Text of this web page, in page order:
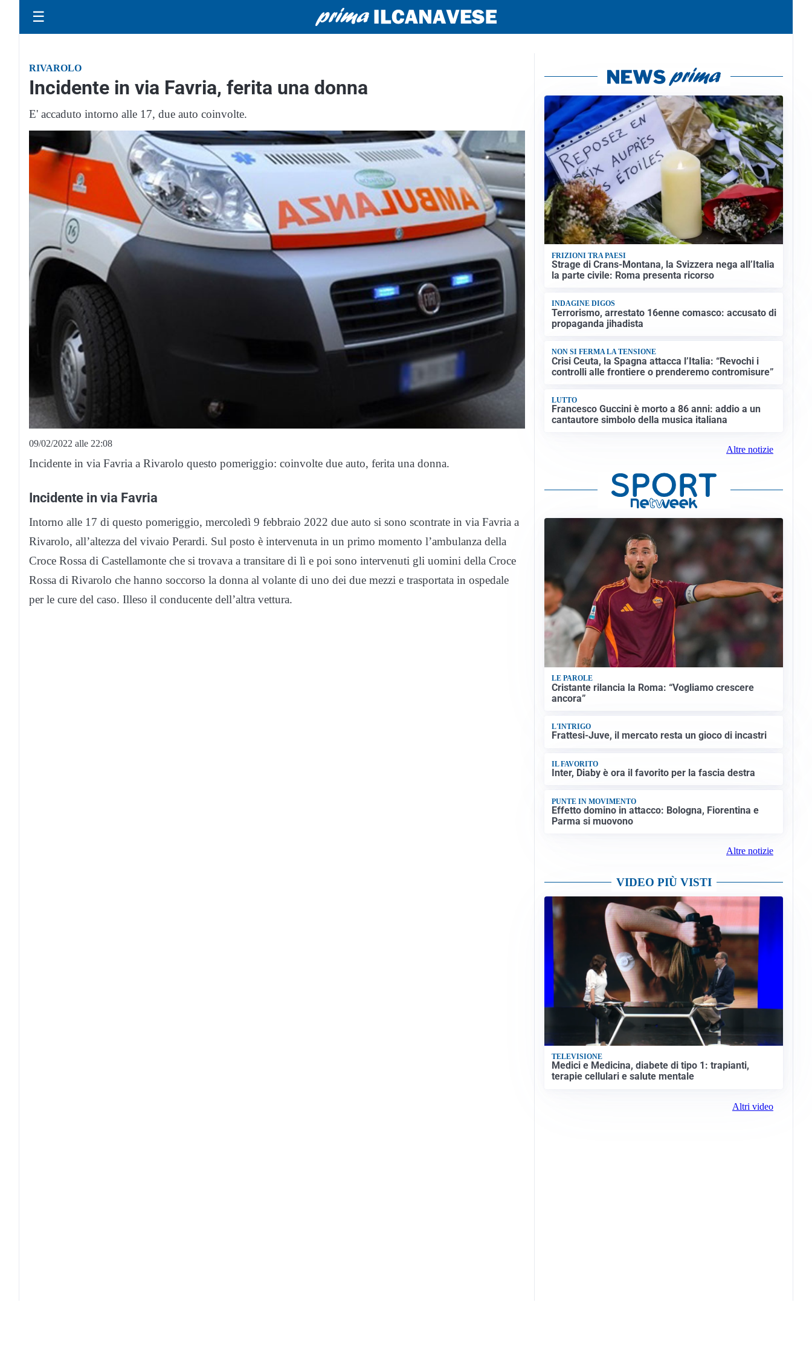
☰
RIVAROLO
Incidente in via Favria, ferita una donna
E' accaduto intorno alle 17, due auto coinvolte.
09/02/2022 alle 22:08
Incidente in via Favria a Rivarolo questo pomeriggio: coinvolte due auto, ferita una donna.
Incidente in via Favria
Intorno alle 17 di questo pomeriggio, mercoledì 9 febbraio 2022 due auto si sono scontrate in via Favria a
Rivarolo, all’altezza del vivaio Perardi. Sul posto è intervenuta in un primo momento l’ambulanza della
Croce Rossa di Castellamonte che si trovava a transitare di lì e poi sono intervenuti gli uomini della Croce
Rossa di Rivarolo che hanno soccorso la donna al volante di uno dei due mezzi e trasportata in ospedale
per le cure del caso. Illeso il conducente dell’altra vettura.
FRIZIONI TRA PAESI
Strage di Crans-Montana, la Svizzera nega all’Italia
la parte civile: Roma presenta ricorso
INDAGINE DIGOS
Terrorismo, arrestato 16enne comasco: accusato di
propaganda jihadista
NON SI FERMA LA TENSIONE
Crisi Ceuta, la Spagna attacca l’Italia: “Revochi i
controlli alle frontiere o prenderemo contromisure”
LUTTO
Francesco Guccini è morto a 86 anni: addio a un
cantautore simbolo della musica italiana
Altre notizie
LE PAROLE
Cristante rilancia la Roma: “Vogliamo crescere
ancora”
L'INTRIGO
Frattesi-Juve, il mercato resta un gioco di incastri
IL FAVORITO
Inter, Diaby è ora il favorito per la fascia destra
PUNTE IN MOVIMENTO
Effetto domino in attacco: Bologna, Fiorentina e
Parma si muovono
Altre notizie
VIDEO PIÙ VISTI
TELEVISIONE
Medici e Medicina, diabete di tipo 1: trapianti,
terapie cellulari e salute mentale
Altri video